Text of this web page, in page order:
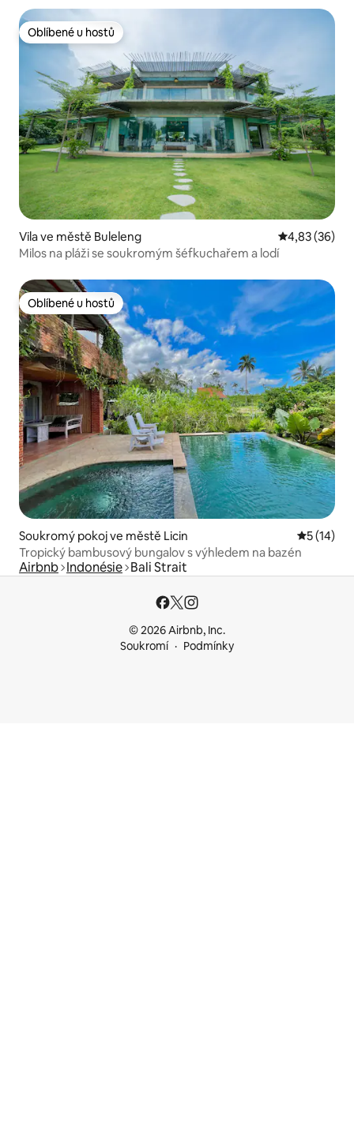
Oblíbené u hostů
Oblíbené u hostů
Vila ve městě Buleleng Průměrné
4,83 (36)
Milos na pláži se soukromým šéfkuchařem a lodí
Oblíbené u hostů
Oblíbené u hostů
Soukromý pokoj ve městě Licin Průměrné
5 (14)
Tropický bambusový bungalov s výhledem na bazén
Airbnb Indonésie Bali Strait
© 2026 Airbnb, Inc.
Soukromí
Podmínky